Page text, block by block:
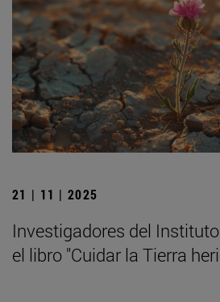
21 | 11 | 2025
Investigadores del
el libro "Cuidar la Tierra